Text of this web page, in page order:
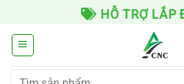
dung
HỖ TRỢ LẮP
Tìm